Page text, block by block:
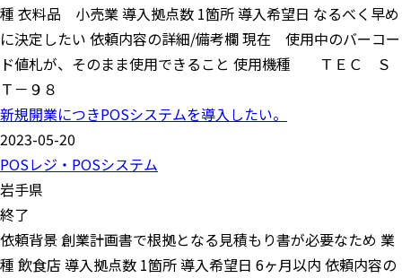
種 衣料品 小売業 導入拠点数 1箇所 導入希望日 なるべく早め
に決定したい 依頼内容の詳細/備考欄 現在 使用中のバーコー
ド値札が、そのまま使用できること 使用機種 ＴＥＣ Ｓ
Ｔ－９８
新規開業につきPOSシステムを導入したい。
2023-05-20
POSレジ・POSシステム
岩手県
終了
依頼背景 創業計画書で根拠となる見積もり書が必要なため 業
種 飲食店 導入拠点数 1箇所 導入希望日 6ヶ月以内 依頼内容の